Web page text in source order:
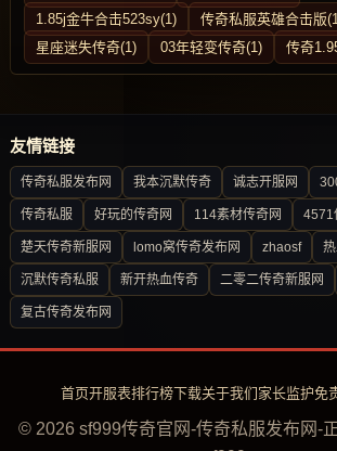
1.85j金牛合击523sy(1)
传奇私服英雄合击版
星座迷失传奇(1)
03年轻变传奇(1) 传奇
友情链接
传奇私服发布网 我本沉默传奇 诚志开服网
传奇私服 好玩的传奇网 114素材传奇网 4571
楚天传奇新服网 lomo窝传奇发布网 zhaosf
沉默传奇私服 新开热血传奇 二零二传奇新服网
复古传奇发布网
首页开服表排行榜下载关于我们 家长监护免
© 2026 sf999传奇官网-传奇私服发布网-